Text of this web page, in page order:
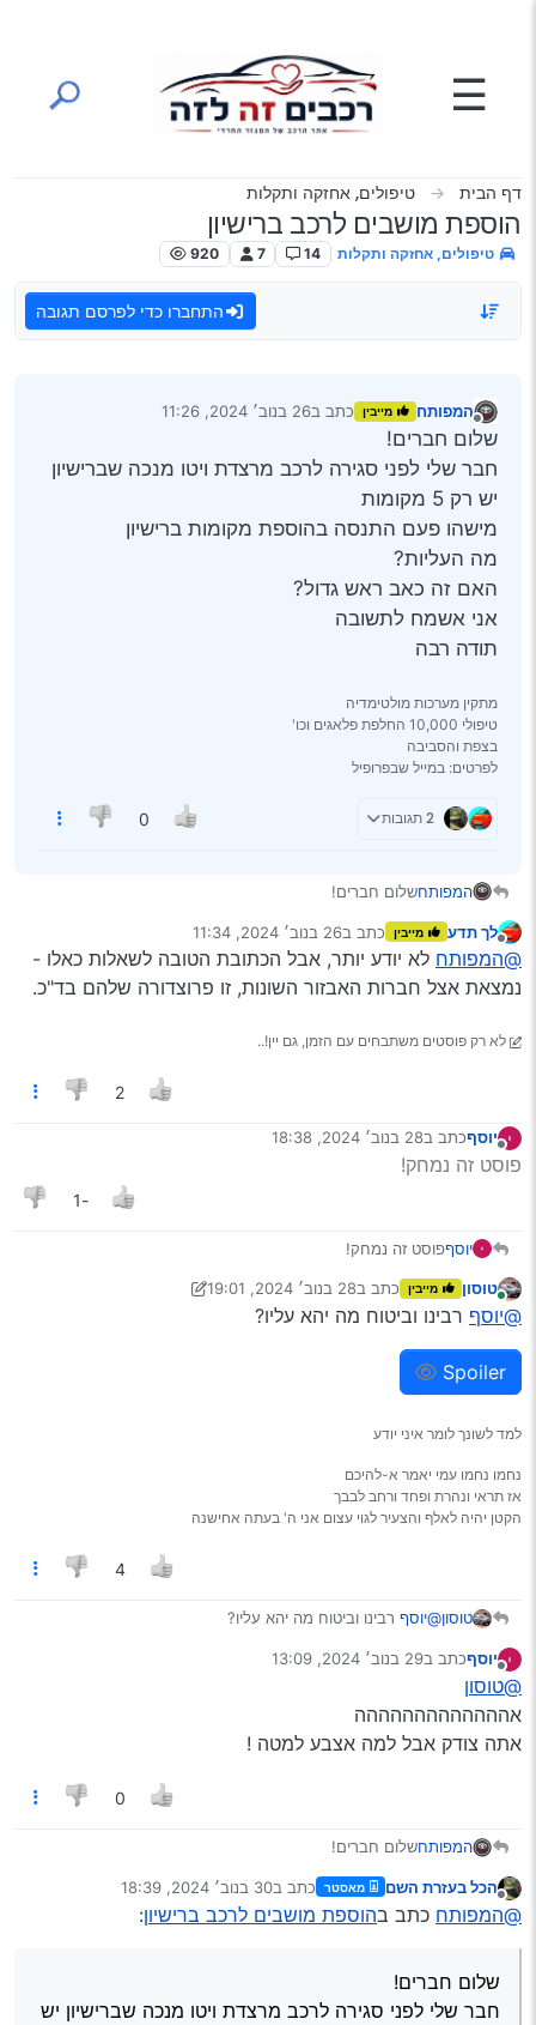
☰
דף הבית טיפולים, אחזקה ותקלות
הוספת מושבים לרכב ברישיון
טיפולים, אחזקה ותקלות 14
7
920
התחברו כדי לפרסם תגובה
מנותק
המפותח מייבין כתב ב26 בנוב׳ 2024, 11:26
נערך לאחרונה על ידי
שלום חברים!
חבר שלי לפני סגירה לרכב מרצדת ויטו מנכה שברישיון
יש רק 5 מקומות
מישהו פעם התנסה בהוספת מקומות ברישיון
מה העליות?
האם זה כאב ראש גדול?
אני אשמח לתשובה
תודה רבה
מתקין מערכות מולטימדיה
טיפולי 10,000 החלפת פלאגים וכו'
בצפת והסביבה
לפרטים: במייל שבפרופיל
2 תגובות 0
המפותחשלום חברים!
5 מקומות
מישהו פעם התנסה בהוספת מקומות ברישיון
מה העליות?
תודה רבה
מנותק
לך תדע מייבין כתב ב26 בנוב׳ 2024, 11:34
נערך לאחרונה על ידי
@המפותח לא יודע יותר, אבל הכתובת הטובה לשאלות כאלו -
נמצאת אצל חברות האבזור השונות, זו פרוצדורה שלהם בד"כ.
לא רק פוסטים משתבחים עם הזמן, גם יין!..
2
יוסףכתב ב28 בנוב׳ 2024, 18:38
נערך לאחרונה על ידי
פוסט זה נמחק!
-1
יוסףפוסט זה נמחק!
טוסון מייבין כתב ב28 בנוב׳ 2024, 19:01
נערך לאחרונה על ידי טוסון
@יוסף רבינו וביטוח מה יהא עליו?
Spoiler
למד לשונך לומר איני יודע
נחמו נחמו עמי יאמר א-להיכם
אז תראי ונהרת ופחד ורחב לבבך
הקטן יהיה לאלף והצעיר לגוי עצום אני ה' בעתה אחישנה
4
טוסון@יוסף רבינו וביטוח מה יהא עליו?
יוסףכתב ב29 בנוב׳ 2024, 13:09
נערך לאחרונה על ידי
@טוסון
אההההההההההההה
אתה צודק אבל למה אצבע למטה !
0
המפותחשלום חברים!
5 מקומות
מישהו פעם התנסה בהוספת מקומות ברישיון
אני אשמח לתשובה
תודה רבה
מנותק
הכל בעזרת השם מאסטר כתב ב30 בנוב׳ 2024, 18:39
נערך לאחרונה על ידי
@המפותח כתב בהוספת מושבים לרכב ברישיון:
שלום חברים!
חבר שלי לפני סגירה לרכב מרצדת ויטו מנכה שברישיון יש